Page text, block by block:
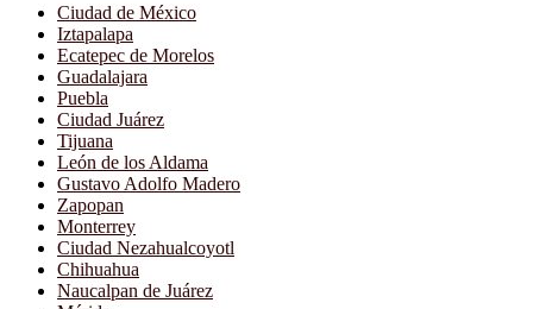
Ciudad de México
Iztapalapa
Ecatepec de Morelos
Guadalajara
Puebla
Ciudad Juárez
Tijuana
León de los Aldama
Gustavo Adolfo Madero
Zapopan
Monterrey
Ciudad Nezahualcoyotl
Chihuahua
Naucalpan de Juárez